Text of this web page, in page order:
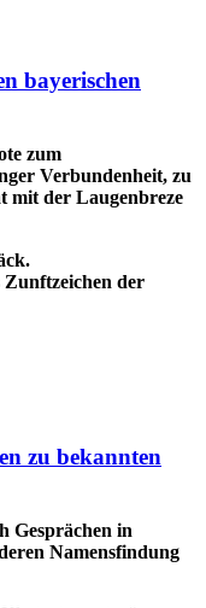
bayerischen
zum
Verbundenheit, zu
mit der Laugenbreze
Zunftzeichen der
zu bekannten
Gesprächen in
Namensfindung